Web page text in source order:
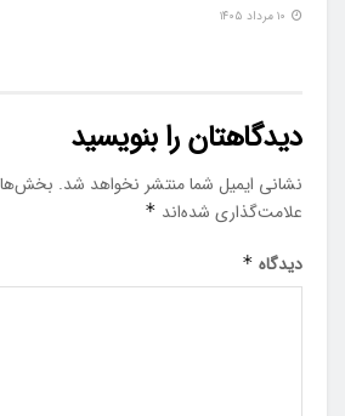
دیدگاهتان را بنویسید
نشانی ایمیل شما منتشر نخواهد شد.
علامت‌گذاری شده‌اند *
دیدگاه *